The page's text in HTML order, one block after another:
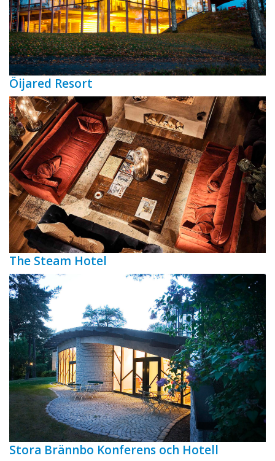
Öijared Resort
The Steam Hotel
Stora Brännbo Konferens och Hotell